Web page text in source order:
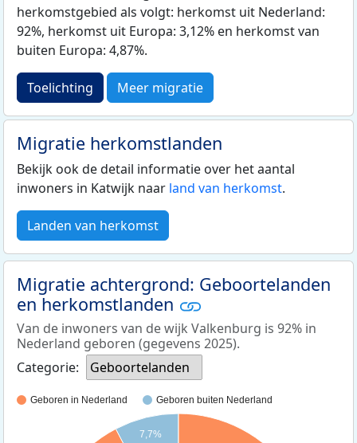
herkomstgebied als volgt: herkomst uit Nederland:
92%, herkomst uit Europa: 3,12% en herkomst van
buiten Europa: 4,87%.
Toelichting Meer migratie
Migratie herkomstlanden
Bekijk ook de detail informatie over het aantal
inwoners in Katwijk naar land van herkomst.
Landen van herkomst
Migratie achtergrond: Geboortelanden
en herkomstlanden
Van de inwoners van de wijk Valkenburg is 92% in
Nederland geboren (gegevens 2025).
Categorie:
Geboortelanden
Geboren in Nederland Geboren buiten Nederland
7,7%